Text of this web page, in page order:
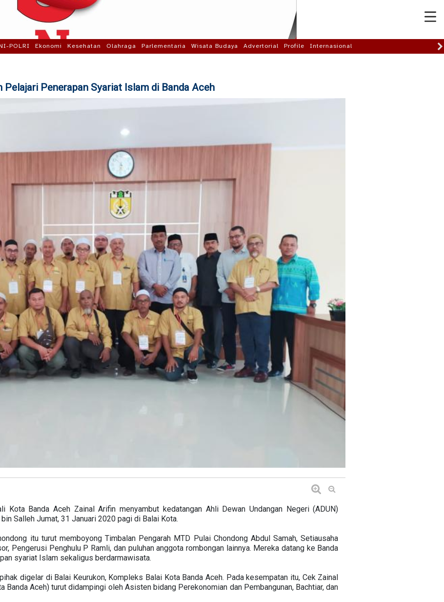
POLRI Ekonomi Kesehatan Olahraga Parlementaria Wisata Budaya Advertorial Profile Internasional
Pelajari Penerapan Syariat Islam di Banda Aceh
Kota Banda Aceh Zainal Arifin menyambut kedatangan Ahli Dewan Undangan Negeri (ADUN)
Salleh Jumat, 31 Januari 2020 pagi di Balai Kota.
itu turut memboyong Timbalan Pengarah MTD Pulai Chondong Abdul Samah, Setiausaha
Pengerusi Penghulu P Ramli, dan puluhan anggota rombongan lainnya. Mereka datang ke Banda
syariat Islam sekaligus berdarmawisata.
digelar di Balai Keurukon, Kompleks Balai Kota Banda Aceh. Pada kesempatan itu, Cek Zainal
Banda Aceh) turut didampingi oleh Asisten bidang Perekonomian dan Pembangunan, Bachtiar, dan